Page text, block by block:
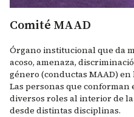
Comité MAAD
Órgano institucional que da
acoso, amenaza,
género (conductas MAAD)
Las personas que conforman
diversos roles al interior de
desde distintas disciplinas.